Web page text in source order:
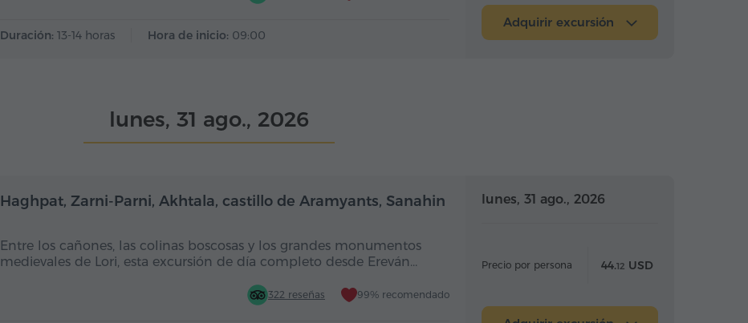
Duración: 13-14 horas Hora de inicio: 09:00
Adquirir excursión
lunes, 31 ago., 2026
Día completo Día completo
Haghpat, Zarni-Parni, Akhtala, castillo de Aramyants, Sanahin
Entre los cañones, las colinas boscosas y los grandes monumentos
medievales de Lori, esta excursión de día completo desde Ereván…
322 reseñas 99% recomendado
lunes, 31 ago., 2026
Precio por persona 44.12 USD